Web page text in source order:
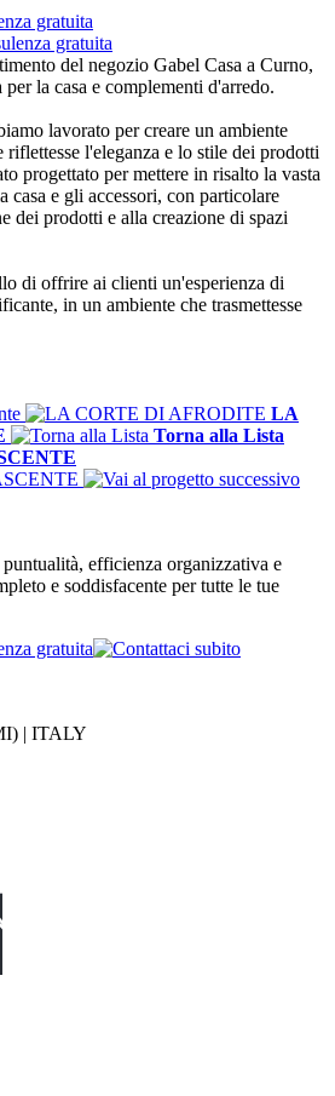
gratuita
del negozio Gabel Casa a Curno,
la casa e complementi d'arredo.
lavorato per creare un ambiente
riflettesse l'eleganza e lo stile dei prodotti
progettato per mettere in risalto la vasta
casa e gli accessori, con particolare
dei prodotti e alla creazione di spazi
di offrire ai clienti un'esperienza di
in un ambiente che trasmettesse
LA
Torna alla Lista
efficienza organizzativa e
e soddisfacente per tutte le tue
gratuita
| ITALY